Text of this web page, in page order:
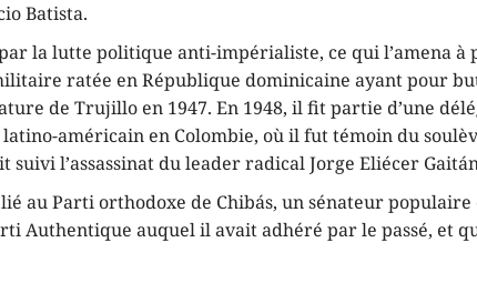
Batista.
la lutte politique anti-impérialiste, ce qui l’amena à
ratée en République dominicaine ayant pour
de Trujillo en 1947. En 1948, il fit partie d’une
américain en Colombie, où il fut témoin du
suivi l’assassinat du leader radical Jorge Eliécer
lié au Parti orthodoxe de Chibás, un sénateur
Authentique auquel il avait adhéré par le passé, et